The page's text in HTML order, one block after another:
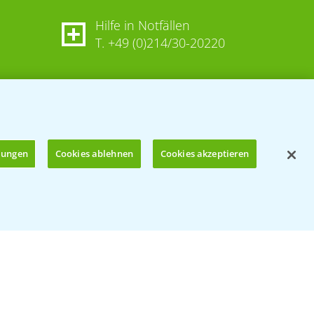
Hilfe in Notfällen
T. +49 (0)214/30-20220
Cookies ablehnen Cookies akzeptieren